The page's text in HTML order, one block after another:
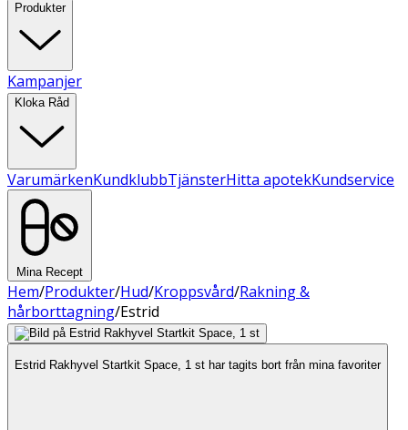
Produkter
Kampanjer
Kloka Råd
VarumärkenKundklubbTjänsterHitta apotekKundservice
Mina Recept
Hem/Produkter/Hud/Kroppsvård/Rakning &
hårborttagning/Estrid
Estrid Rakhyvel Startkit Space, 1 st har tagits bort från mina favoriter